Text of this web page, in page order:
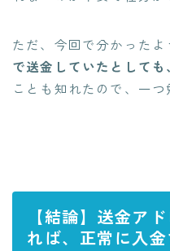
ただ、今回で分かったよ
で送金していたとして
ことも知れたので、一
【結論】送金ア
れば、正常に入金